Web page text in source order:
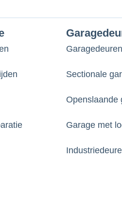
Garagedeuren
Sectionale
Openslaande
Garage met